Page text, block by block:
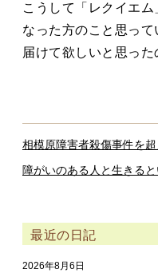
こうして「レクイエ
なった方のこと思っ
届けて欲しいと思った
相模原障害者殺傷事件を
障がいのある人と生きると
最近の日記
2026年8月6日